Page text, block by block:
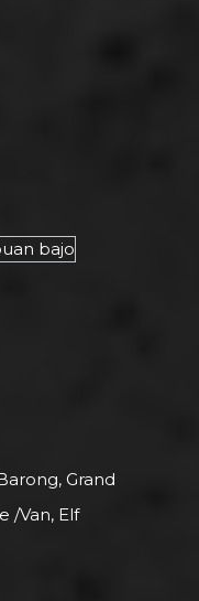
Grand
/Van, Elf